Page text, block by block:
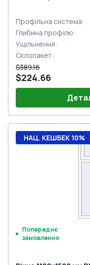
Профільна система:
Глибина профілю:
Ущільнення:
Склопакет:
$389.16
$224.66
НАЦ. КЕШБЕК 10%
Попереднє
замовлення